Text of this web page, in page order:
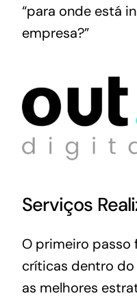
“para onde está
empresa?”
Serviços
O primeiro
críticas dentro
as melhores